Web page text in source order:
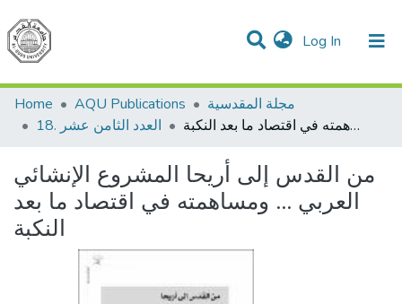
Log In (current)
Communities & Collections
All of DSpace
Home
AQU Publications
مجلة المقدسية
18. العدد الثامن عشر
من القدس إلى أريحا المشروع الإنشائي العربي … ومساهمته في اقتصاد ما بعد النكبة
من القدس إلى أريحا المشروع الإنشائي
العربي … ومساهمته في اقتصاد ما بعد
النكبة